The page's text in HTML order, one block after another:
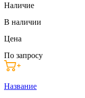
Наличие
В наличии
Цена
По запросу
Название